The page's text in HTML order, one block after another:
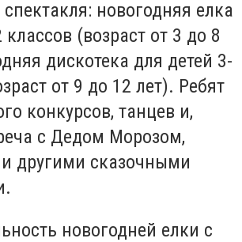
новогодняя елка
(возраст от 3 до 8
дискотека для детей 3-
от 9 до 12 лет). Ребят
конкурсов, танцев и,
с Дедом Морозом,
другими сказочными
новогодней елки с